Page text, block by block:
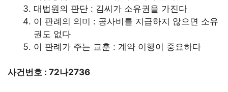
대법원의 판단 : 김씨가 소유권을 가진다
이 판례의 의미 : 공사비를 지급하지 않으면 소유
권도 없다
이 판례가 주는 교훈 : 계약 이행이 중요하다
사건번호 : 72나2736